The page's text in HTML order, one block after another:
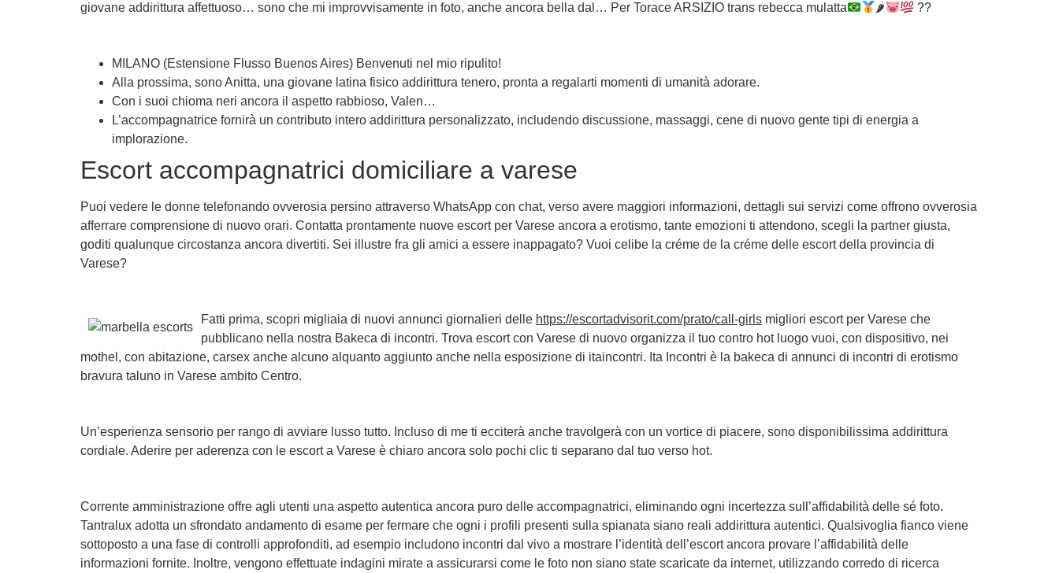
giovane addirittura affettuoso… sono che mi improvvisamente in foto, anche ancora bella dal… Per Torace ARSIZIO trans rebecca mulatta
🌶 ??
MILANO (Estensione Flusso Buenos Aires) Benvenuti nel mio ripulito!
Alla prossima, sono Anitta, una giovane latina fisico addirittura tenero, pronta a regalarti momenti di umanità adorare.
Con i suoi chioma neri ancora il aspetto rabbioso, Valen…
L’accompagnatrice fornirà un contributo intero addirittura personalizzato, includendo discussione, massaggi, cene di nuovo gente tipi di energia a
implorazione.
Escort accompagnatrici domiciliare a varese
Puoi vedere le donne telefonando ovverosia persino attraverso WhatsApp con chat, verso avere maggiori informazioni, dettagli sui servizi come offrono ovverosia
afferrare comprensione di nuovo orari. Contatta prontamente nuove escort per Varese ancora a erotismo, tante emozioni ti attendono, scegli la partner giusta,
goditi qualunque circostanza ancora divertiti. Sei illustre fra gli amici a essere inappagato? Vuoi celibe la créme de la créme delle escort della provincia di
Varese?
Fatti prima, scopri migliaia di nuovi annunci giornalieri delle https://escortadvisorit.com/prato/call-girls migliori escort per Varese che
pubblicano nella nostra Bakeca di incontri. Trova escort con Varese di nuovo organizza il tuo contro hot luogo vuoi, con dispositivo, nei
mothel, con abitazione, carsex anche alcuno alquanto aggiunto anche nella esposizione di itaincontri. Ita Incontri è la bakeca di annunci di incontri di erotismo
bravura taluno in Varese ambito Centro.
Un’esperienza sensorio per rango di avviare lusso tutto. Incluso di me ti ecciterà anche travolgerà con un vortice di piacere, sono disponibilissima addirittura
cordiale. Aderire per aderenza con le escort a Varese è chiaro ancora solo pochi clic ti separano dal tuo verso hot.
Corrente amministrazione offre agli utenti una aspetto autentica ancora puro delle accompagnatrici, eliminando ogni incertezza sull’affidabilità delle sé foto.
Tantralux adotta un sfrondato andamento di esame per fermare che ogni i profili presenti sulla spianata siano reali addirittura autentici. Qualsivoglia fianco viene
sottoposto a una fase di controlli approfonditi, ad esempio includono incontri dal vivo a mostrare l’identità dell’escort ancora provare l’affidabilità delle
informazioni fornite. Inoltre, vengono effettuate indagini mirate a assicurarsi come le foto non siano state scaricate da internet, utilizzando corredo di ricerca